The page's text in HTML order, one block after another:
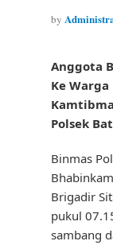
by
Anggota
Ke
Polsek
Binmas
Brigadir
pukul
sambang